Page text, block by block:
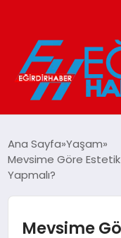
EĞITIM
Ana Sayfa Yaşam
Mevsime Göre
Yapmalı?
Mevsime